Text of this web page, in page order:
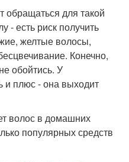
для такой
- есть риск получить
желтые волосы,
Конечно,
обойтись. У
и плюс - она выходит
волос в домашних
популярных средств